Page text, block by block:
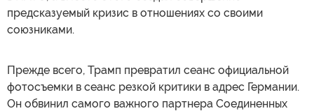
предсказуемый кризис в отношениях со своими
союзниками.
Прежде всего, Трамп превратил сеанс официальной
фотосъемки в сеанс резкой критики в адрес Германии.
Он обвинил самого важного партнера Соединенных